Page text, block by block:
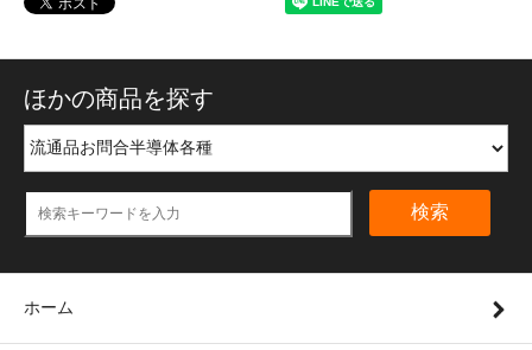
ほかの商品を探す
検索
ホーム